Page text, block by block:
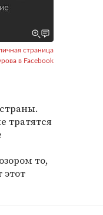
страница
в Facebook
тратятся
то,